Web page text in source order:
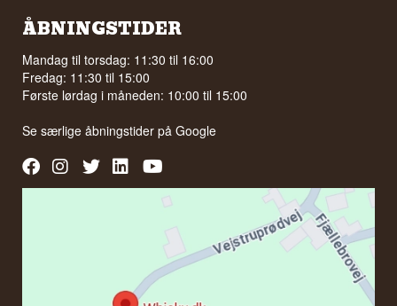
ÅBNINGSTIDER
Mandag til torsdag: 11:30 til 16:00
Fredag: 11:30 til 15:00
Første lørdag i måneden: 10:00 til 15:00
Se særlige åbningstider påGoogle